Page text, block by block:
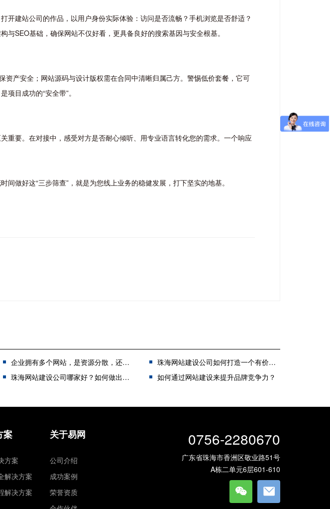
建站公司的作品，以用户身份实际体验：访问是否流畅？手机浏览是否舒适？
SEO基础，确保网站不仅好看，更具备良好的搜索基因与安全根基。
产安全；网站源码与设计版权需在合同中清晰归属己方。警惕低价套餐，它可
目成功的“安全带”。
重要。在对接中，感受对方是否耐心倾听、用专业语言转化您的需求。一个响应
做好这“三步筛查”，就是为您线上业务的稳健发展，打下坚实的地基。
企业拥有多个网站，是资源分散，还是广集资源？珠海网站建设公司教您如何选择？
珠海网站建设公司如何打造一个有价值的网站？
珠海网站建设公司哪家好？如何做出正确的选择？ ​如何通过网站建设来提升品牌竞争力？
案
方案
解决方案
解决方案
关于易网
公司介绍
成功案例
荣誉资质
0756-2280670
广东省珠海市香洲区敬业路51号
A栋二单元6层601-610